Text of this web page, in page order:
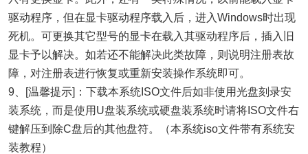
驱动程序，但在显卡驱动程序载入后，进入Windows时出现
死机。可更换其它型号的显卡在载入其驱动程序后，插入旧
显卡予以解决。如若还不能解决此类故障，则说明注册表故
障，对注册表进行恢复或重新安装操作系统即可。
9、[温馨提示]：下载本系统ISO文件后如非使用光盘刻录安
装系统，而是使用U盘装系统或硬盘装系统时请将ISO文件右
键解压到除C盘后的其他盘符。（本系统iso文件带有系统安
装教程）